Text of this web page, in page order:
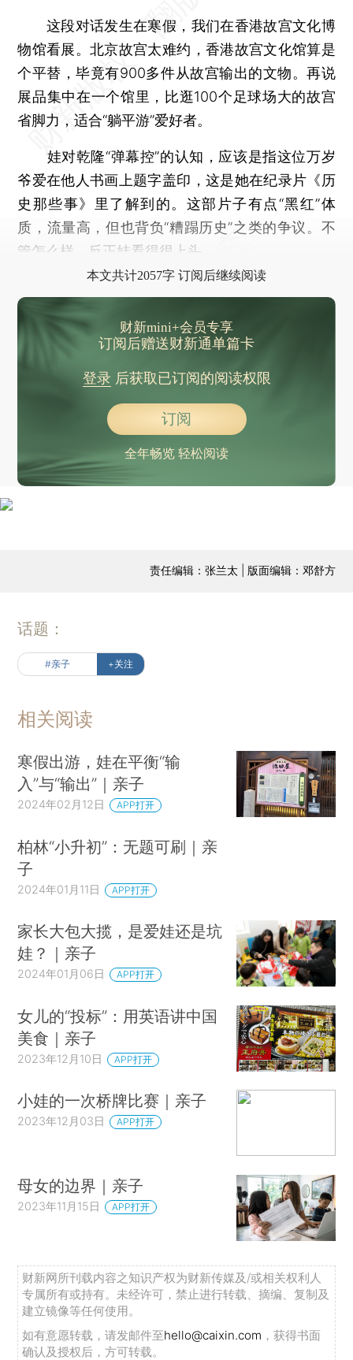
这段对话发生在寒假，我们在香港故宫文化博
物馆看展。北京故宫太难约，香港故宫文化馆算是
个平替，毕竟有900多件从故宫输出的文物。再说
展品集中在一个馆里，比逛100个足球场大的故宫
省脚力，适合“躺平游”爱好者。
娃对乾隆“弹幕控”的认知，应该是指这位万岁
爷爱在他人书画上题字盖印，这是她在纪录片《历
史那些事》里了解到的。这部片子有点“黑红”体
质，流量高，但也背负“糟蹋历史”之类的争议。不
管怎么样，反正娃看得很上头。
本文共计2057字 订阅后继续阅读
财新mini+会员专享
订阅后赠送财新通单篇卡
登录后获取已订阅的阅读权限
订阅
全年畅览 轻松阅读
责任编辑：张兰太 | 版面编辑：邓舒方
话题：
#亲子 +关注
相关阅读
寒假出游，娃在平衡“输
入”与“输出”｜亲子
2024年02月12日 APP打开
柏林“小升初”：无题可刷｜亲
子
2024年01月11日 APP打开
家长大包大揽，是爱娃还是坑
娃？｜亲子
2024年01月06日 APP打开
女儿的“投标”：用英语讲中国
美食｜亲子
2023年12月10日 APP打开
小娃的一次桥牌比赛｜亲子
2023年12月03日 APP打开
母女的边界｜亲子
2023年11月15日 APP打开
财新网所刊载内容之知识产权为财新传媒及/或相关权利人
专属所有或持有。未经许可，禁止进行转载、摘编、复制及
建立镜像等任何使用。
如有意愿转载，请发邮件至hello@caixin.com ，获得书面
确认及授权后，方可转载。